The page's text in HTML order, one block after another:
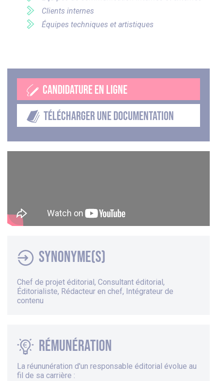
Clients internes
Équipes techniques et artistiques
CANDIDATURE EN LIGNE
TÉLÉCHARGER UNE DOCUMENTATION
Synonyme(s)
Chef de projet éditorial, Consultant éditorial,
Éditorialiste, Rédacteur en chef, Intégrateur de
contenu
Rémunération
La réununération d'un responsable éditorial évolue au
fil de sa carrière :